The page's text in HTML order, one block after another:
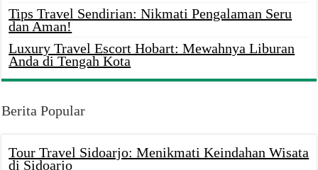
Tips Travel Sendirian: Nikmati Pengalaman Seru
dan Aman!
Luxury Travel Escort Hobart: Mewahnya Liburan
Anda di Tengah Kota
Berita Popular
Tour Travel Sidoarjo: Menikmati Keindahan Wisata
di Sidoarjo